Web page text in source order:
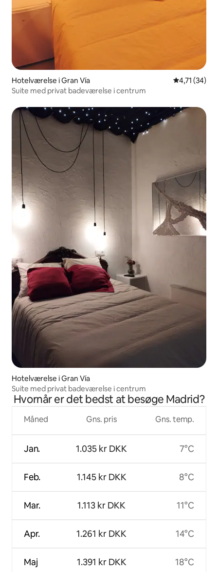
Hotelværelse i Gran Vía 4,71 ud af 5
4,71 (34)
Suite med privat badeværelse i centrum
Hotelværelse i Gran Vía
Suite med privat badeværelse i centrum
Hvornår er det bedst at besøge Madrid?
Måned
Jan.
Feb.
Mar.
Apr.
Maj
Gns. pris
1.035 kr DKK
1.145 kr DKK
1.113 kr DKK
1.261 kr DKK
1.391 kr DKK
Gns. temp.
7°C
8°C
11°C
14°C
18°C